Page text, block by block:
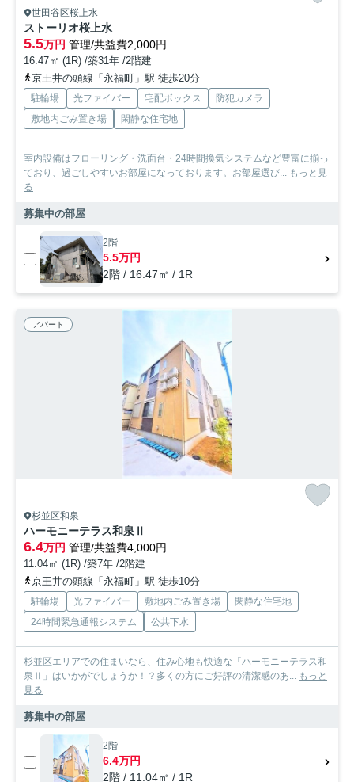
世田谷区桜上水
ストーリオ桜上水
5.5万円 管理/共益費2,000円
16.47㎡ (1R) /築31年 /2階建
京王井の頭線「永福町」駅 徒歩20分
駐輪場 光ファイバー 宅配ボックス
防犯カメラ
敷地内ごみ置き場
閑静な住宅地
室内設備はフローリング・洗面台・24時間換気システムなど豊富に揃っ
ており、過ごしやすいお部屋になっております。お部屋選び... もっと見
る
募集中の部屋
2階
5.5万円
2階 / 16.47㎡ / 1R
アパート
杉並区和泉
ハーモニーテラス和泉Ⅱ
6.4万円 管理/共益費4,000円
11.04㎡ (1R) /築7年 /2階建
京王井の頭線「永福町」駅 徒歩10分
駐輪場 光ファイバー 敷地内ごみ置き場
閑静な住宅地
24時間緊急通報システム
公共下水
杉並区エリアでの住まいなら、住み心地も快適な「ハーモニーテラス和
泉Ⅱ」はいかがでしょうか！？多くの方にご好評の清潔感のあ... もっと
見る
募集中の部屋
2階
6.4万円
2階 / 11.04㎡ / 1R